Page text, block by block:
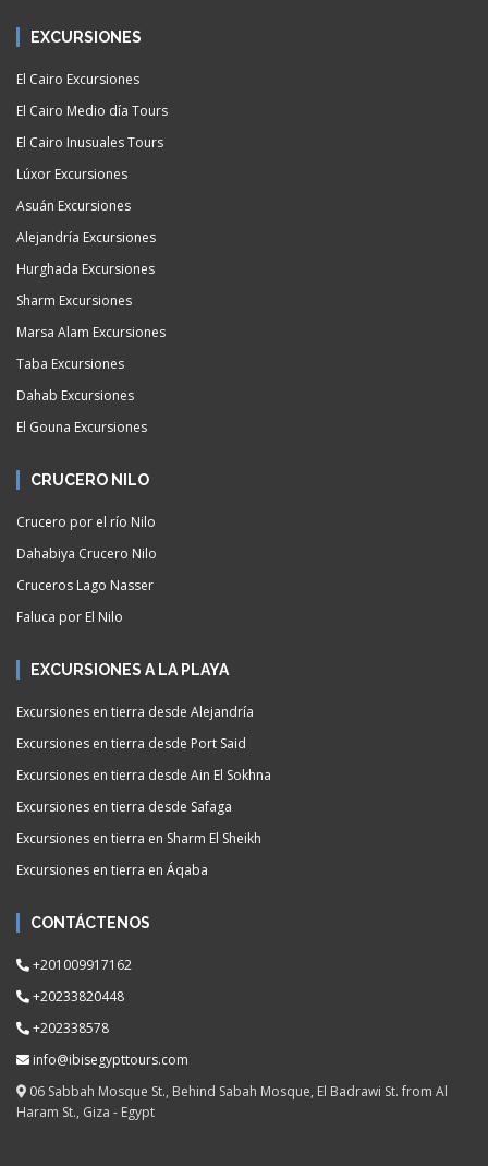
EXCURSIONES
El Cairo Excursiones
El Cairo Medio día Tours
El Cairo Inusuales Tours
Lúxor Excursiones
Asuán Excursiones
Alejandría Excursiones
Hurghada Excursiones
Sharm Excursiones
Marsa Alam Excursiones
Taba Excursiones
Dahab Excursiones
El Gouna Excursiones
CRUCERO NILO
Crucero por el río Nilo
Dahabiya Crucero Nilo
Cruceros Lago Nasser
Faluca por El Nilo
EXCURSIONES A LA PLAYA
Excursiones en tierra desde Alejandría
Excursiones en tierra desde Port Said
Excursiones en tierra desde Ain El Sokhna
Excursiones en tierra desde Safaga
Excursiones en tierra en Sharm El Sheikh
Excursiones en tierra en Áqaba
CONTÁCTENOS
+201009917162
+20233820448
+202338578
info@ibisegypttours.com
06 Sabbah Mosque St., Behind Sabah Mosque, El Badrawi St. from Al
Haram St., Giza - Egypt